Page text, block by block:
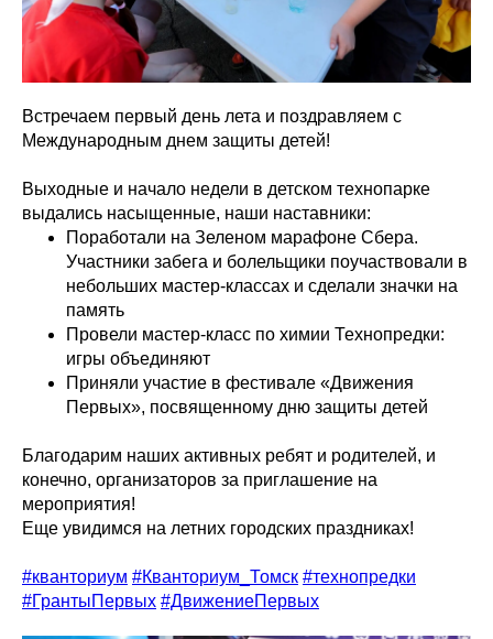
Встречаем первый день лета и поздравляем с
Международным днем защиты детей!
Выходные и начало недели в детском технопарке
выдались насыщенные, наши наставники:
Поработали на Зеленом марафоне Сбера.
Участники забега и болельщики поучаствовали в
небольших мастер-классах и сделали значки на
память
Провели мастер-класс по химии Технопредки:
игры объединяют
Приняли участие в фестивале «Движения
Первых», посвященному дню защиты детей
Благодарим наших активных ребят и родителей, и
конечно, организаторов за приглашение на
мероприятия!
Еще увидимся на летних городских праздниках!
#кванториум #Кванториум_Томск #технопредки
#ГрантыПервых #ДвижениеПервых